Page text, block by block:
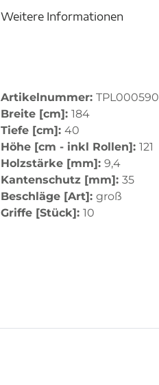
Weitere Informationen
Artikelnummer: TPL000590
Breite [cm]: 184
Tiefe [cm]: 40
Höhe [cm - inkl Rollen]: 121
Holzstärke [mm]: 9,4
Kantenschutz [mm]: 35
Beschläge [Art]: groß
Griffe [Stück]: 10